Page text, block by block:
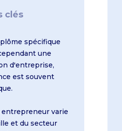
Management -
and Port
Management -
Business Strategy
clés
spécifique
une
d'entreprise,
est souvent
varie
et du secteur